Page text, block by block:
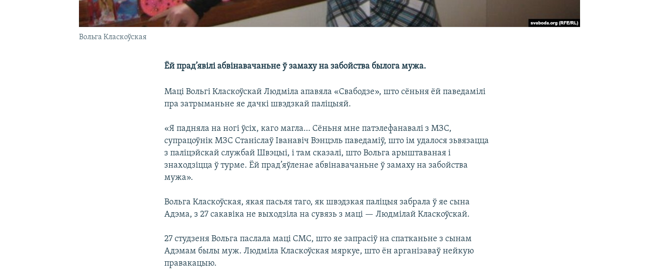
Вольга Класкоўская
Ёй прад’явілі абвінавачаньне ў замаху на забойства былога мужа.
Маці Вольгі Класкоўскай Людміла апавяла «Свабодзе», што сёньня ёй паведамілі
пра затрыманьне яе дачкі швэдзкай паліцыяй.
«Я падняла на ногі ўсіх, каго магла… Сёньня мне патэлефанавалі з МЗС,
супрацоўнік МЗС Станіслаў Іванавіч Вэнцэль паведаміў, што ім удалося зьвязацца
з паліцэйскай службай Швэцыі, і там сказалі, што Вольга арыштаваная і
знаходзіцца ў турме. Ёй прад’яўленае абвінавачаньне ў замаху на забойства
мужа».
Вольга Класкоўская, якая пасьля таго, як швэдзкая паліцыя забрала ў яе сына
Адэма, з 27 сакавіка не выходзіла на сувязь з маці — Людмілай Класкоўскай.
27 студзеня Вольга паслала маці СМС, што яе запрасіў на спатканьне з сынам
Адэмам былы муж. Людміла Класкоўская мяркуе, што ён арганізаваў нейкую
правакацыю.